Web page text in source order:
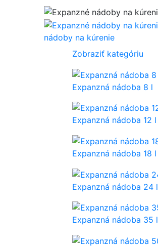
nádoby na kúrenie
Zobraziť kategóriu
Expanzná nádoba 8 l
Expanzná nádoba 12 l
Expanzná nádoba 18 l
Expanzná nádoba 24 l
Expanzná nádoba 35 l